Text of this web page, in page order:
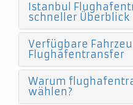
Istanbul
schneller Überblick
Verfügbare
Flughafentransfer
Warum
wählen?